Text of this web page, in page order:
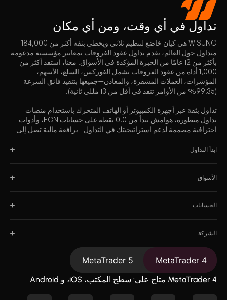
تداول في أي وقت، ومن أي مكان
WISUNO هي كيان خاضع لتنظيم ثلاثي ويحظى بثقة أكثر من 184,000
متداول حول العالم، تقدم تداول عقود الفروقات بمعايير مؤسسية مدعومة
بأكثر من 12 عامًا من الخبرة المؤكدة في الأسواق. معنا، استفد أكثر من
1,000 أداة من عقود الفروقات تشمل الفوركس، السلع، الأسهم،
المؤشرات، العملات المشفرة، والمعادن—جميعها بتنفيذ فائق السرعة
(99.35% من الأوامر تنفذ في أقل من 13 مللي ثانية).
تداول بثقة عبر أجهزة الكمبيوتر أو الهاتف المتحرك باستخدام منصات
تداول متطورة، هوامش تبدأ من 0.0 نقطة على حسابات ECN، وأدوات
احترافية مصممة لدعم استراتيجيتك في التداول—برافعة مالية تصل إلى
ابدأ التداول
الأسواق
الحسابات
الشركة
MetaTrader 4
MetaTrader 5
MetaTrader 4 متاح على: سطح المكتب، iOS، و Android